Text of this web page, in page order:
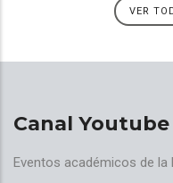
VER
Canal Youtube
Eventos académicos de la